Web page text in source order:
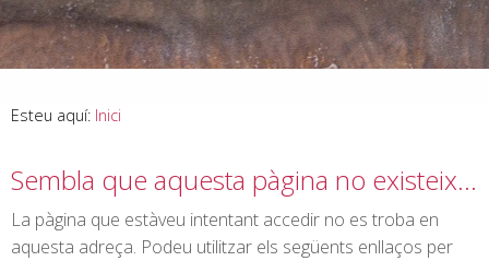
Esteu aquí: Inici
Sembla que aquesta pàgina no existeix…
La pàgina que estàveu intentant accedir no es troba en
aquesta adreça. Podeu utilitzar els següents enllaços per